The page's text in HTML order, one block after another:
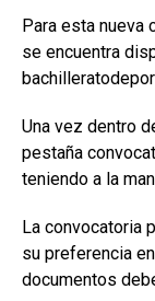
Para esta nueva
se encuentra
Una vez dentro
pestaña
teniendo a la
La convocatoria
su preferencia
documentos